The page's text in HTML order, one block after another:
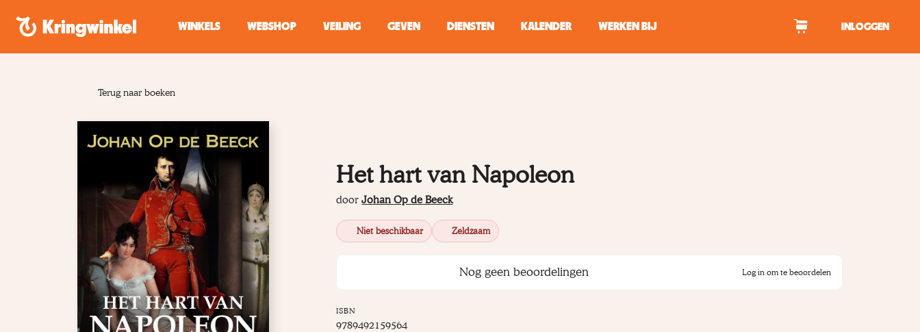
WINKELS
WEBSHOP VEILING GEVEN DIENSTEN KALENDER WERKEN BIJ INLOGGEN
Terug naar boeken
Het hart van Napoleon
doorJohan Op de Beeck
Niet beschikbaar Zeldzaam
Nog geen beoordelingen Log in om te beoordelen
ISBN
9789492159564